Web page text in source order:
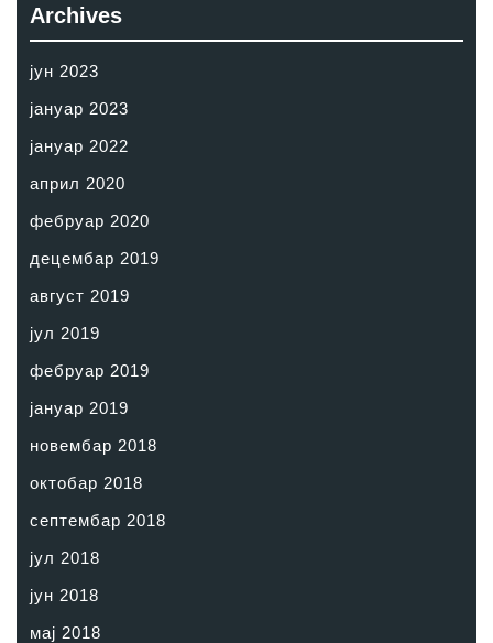
Archives
јун 2023
јануар 2023
јануар 2022
април 2020
фебруар 2020
децембар 2019
август 2019
јул 2019
фебруар 2019
јануар 2019
новембар 2018
октобар 2018
септембар 2018
јул 2018
јун 2018
мај 2018